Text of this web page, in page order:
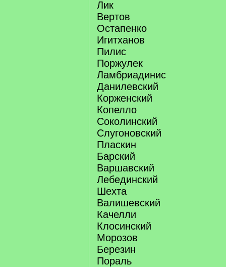
Лик
Вертов
Остапенко
Игитханов
Пилис
Поржулек
Ламбриадинис
Данилевский
Корженский
Копелло
Соколинский
Слугоновский
Пласкин
Барский
Варшавский
Лебединский
Шехта
Валишевский
Качелли
Клосинский
Морозов
Березин
Пораль